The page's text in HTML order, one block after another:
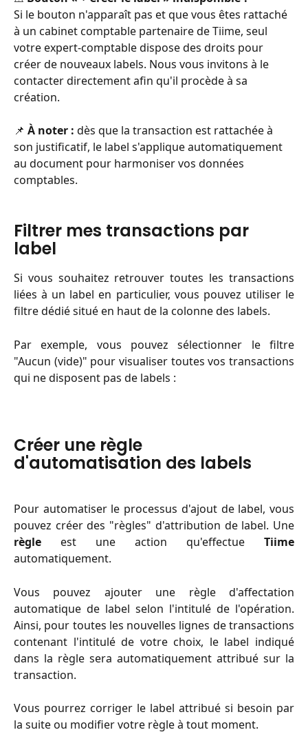
Si le bouton n'apparaît pas et que vous êtes rattaché
à un cabinet comptable partenaire de Tiime, seul
votre expert-comptable dispose des droits pour
créer de nouveaux labels. Nous vous invitons à le
contacter directement afin qu'il procède à sa
création.
📌 À noter : dès que la transaction est rattachée à
son justificatif, le label s'applique automatiquement
au document pour harmoniser vos données
comptables.
Filtrer mes transactions par
label
Si vous souhaitez retrouver toutes les transactions
liées à un label en particulier, vous pouvez utiliser le
filtre dédié situé en haut de la colonne des labels.
Par exemple, vous pouvez sélectionner le filtre
"Aucun (vide)" pour visualiser toutes vos transactions
qui ne disposent pas de labels :
Créer une règle
d'automatisation des labels
Pour automatiser le processus d'ajout de label, vous
pouvez créer des "règles" d'attribution de label. Une
règle est une action qu'effectue Tiime
automatiquement.
Vous pouvez ajouter une règle d'affectation
automatique de label selon l'intitulé de l'opération.
Ainsi, pour toutes les nouvelles lignes de transactions
contenant l'intitulé de votre choix, le label indiqué
dans la règle sera automatiquement attribué sur la
transaction.
Vous pourrez corriger le label attribué si besoin par
la suite ou modifier votre règle à tout moment.